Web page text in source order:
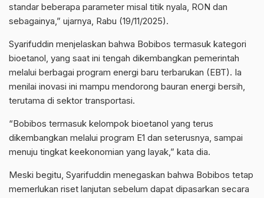
standar beberapa parameter misal titik nyala, RON dan
sebagainya,” ujarnya, Rabu (19/11/2025).
Syarifuddin menjelaskan bahwa Bobibos termasuk kategori
bioetanol, yang saat ini tengah dikembangkan pemerintah
melalui berbagai program energi baru terbarukan (EBT). Ia
menilai inovasi ini mampu mendorong bauran energi bersih,
terutama di sektor transportasi.
“Bobibos termasuk kelompok bioetanol yang terus
dikembangkan melalui program E1 dan seterusnya, sampai
menuju tingkat keekonomian yang layak,” kata dia.
Meski begitu, Syarifuddin menegaskan bahwa Bobibos tetap
memerlukan riset lanjutan sebelum dapat dipasarkan secara